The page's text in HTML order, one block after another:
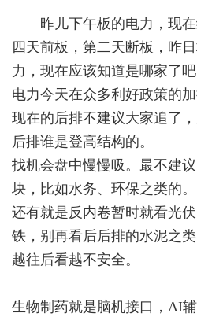
昨儿下午板的电力，现在
四天前板，第二天断板，昨
力，现在应该知道是哪家了吧
电力今天在众多利好政策的加
现在的后排不建议大家追了
后排谁是登高结构的。
找机会盘中慢慢吸。最不建
块，比如水务、环保之类的。
还有就是反内卷暂时就看光
铁，别再看后后排的水泥之类
越往后看越不安全。
生物制药就是脑机接口，AI